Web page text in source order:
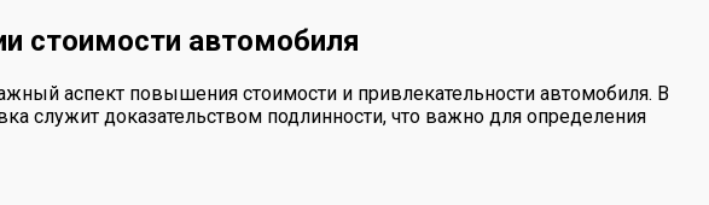
стоимости автомобиля
аспект повышения стоимости и привлекательности автомобиля. В
служит доказательством подлинности, что важно для определения